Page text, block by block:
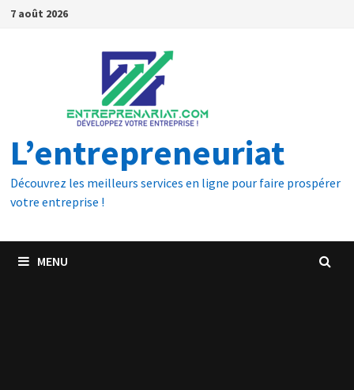
7 août 2026
L’entrepreneuriat
Découvrez les meilleurs services en ligne pour faire prospérer
votre entreprise !
MENU